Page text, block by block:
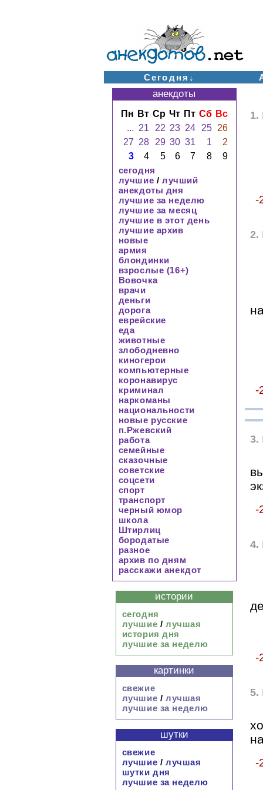
Сегодня↓
1.
-
2.
-
3.
-
4.
-
5.
-
анекдоты
Пн Вт Ср Чт Пт Сб Вс
... 21 22 23 24 25
26
27 28 29 30 31 1
2
3
4 5 6 7 8
9
сегодня
лучшие / лучший
анекдоты дня
лучшие за неделю
лучшие за месяц
лучшие в этот день
лучшие архив
новые
армия
блондинки
взрослые (16+)
Вовочка
врачи
деньги
дорога
еврейские
еда
животные
злободневно
киногерои
компьютерные
коронавирус
криминал
наркоманы
национальности
новые русские
п.Ржевский
работа
семейные
сказочные
советские
соцсети
спорт
транспорт
черный юмор
школа
Штирлиц
бородатые
разное
архив по дням
расскажи анекдот
истории
сегодня
лучшие / лучшая
история дня
лучшие за неделю
картинки
свежие
лучшие / лучшая
лучшие за неделю
шутки
свежие
лучшие / лучшая
шутки дня
лучшие за неделю